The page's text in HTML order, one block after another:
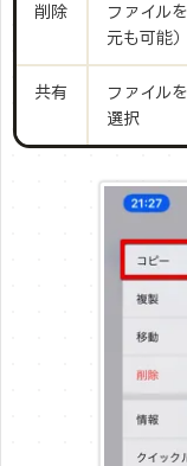
削除
ファイル
元も可能）
共有
ファイル
選択